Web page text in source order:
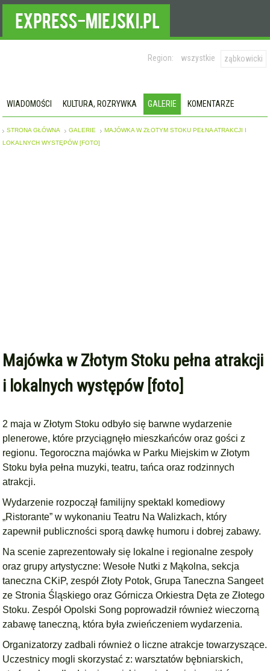
Region: wszystkie ząbkowicki
WIADOMOŚCI KULTURA, ROZRYWKA GALERIE KOMENTARZE
STRONA GŁÓWNA GALERIE
MAJÓWKA W ZŁOTYM STOKU PEŁNA ATRAKCJI I
LOKALNYCH WYSTĘPÓW [FOTO]
Majówka w Złotym Stoku pełna atrakcji
i lokalnych występów [foto]
2 maja w Złotym Stoku odbyło się barwne wydarzenie
plenerowe, które przyciągnęło mieszkańców oraz gości z
regionu. Tegoroczna majówka w Parku Miejskim w Złotym
Stoku była pełna muzyki, teatru, tańca oraz rodzinnych
atrakcji.
Wydarzenie rozpoczął familijny spektakl komediowy
„Ristorante” w wykonaniu Teatru Na Walizkach, który
zapewnił publiczności sporą dawkę humoru i dobrej zabawy.
Na scenie zaprezentowały się lokalne i regionalne zespoły
oraz grupy artystyczne: Wesołe Nutki z Mąkolna, sekcja
taneczna CKiP, zespół Złoty Potok, Grupa Taneczna Sangeet
ze Stronia Śląskiego oraz Górnicza Orkiestra Dęta ze Złotego
Stoku. Zespół Opolski Song poprowadził również wieczorną
zabawę taneczną, która była zwieńczeniem wydarzenia.
Organizatorzy zadbali również o liczne atrakcje towarzyszące.
Uczestnicy mogli skorzystać z: warsztatów bębniarskich,